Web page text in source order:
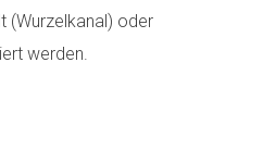
(Wurzelkanal) oder
werden.